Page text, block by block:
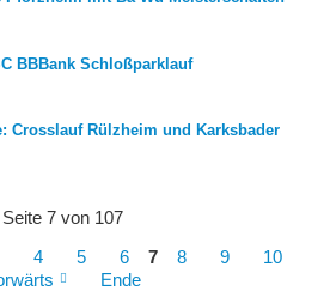
BBBank Schloßparklauf
Crosslauf Rülzheim und Karksbader
Seite 7 von 107
4 5 6 7 8 9
10
Ende